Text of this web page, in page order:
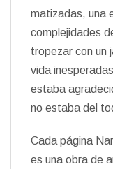
matizadas, una
complejidades
tropezar con un
vida
estaba
no estaba del
Cada página
es una obra de